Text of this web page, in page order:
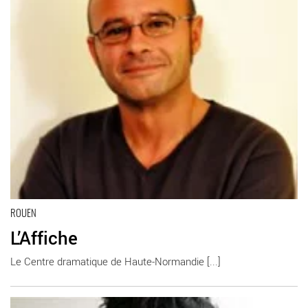
ROUEN
L’Affiche
Le Centre dramatique de Haute-Normandie [...]